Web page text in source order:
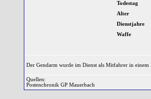
Todestag
Alter
Dienstjahre
Waffe
Der Gendarm wurde im Dienst als Mitfahrer in
Quellen:
Postenchronik GP Mauerbach